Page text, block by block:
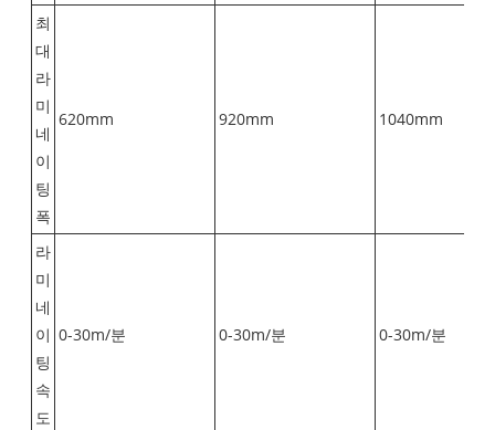
최
대
라
미
네
이
팅
폭
620mm 920mm 1040mm
라
미
네
이
팅
속
도
0-30m/분 0-30m/분 0-30m/분